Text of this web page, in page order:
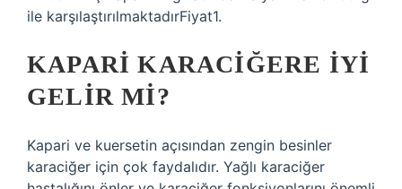
ile karşılaştırılmaktadırFiyat1.
KAPARI KARACIĞERE IYI
GELIR MI?
Kapari ve kuersetin açısından zengin besinler
karaciğer için çok faydalıdır. Yağlı karaciğer